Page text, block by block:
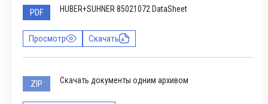
PDF HUBER+SUHNER 85021072 DataSheet
Просмотр Скачать
ZIP Скачать документы одним архивом